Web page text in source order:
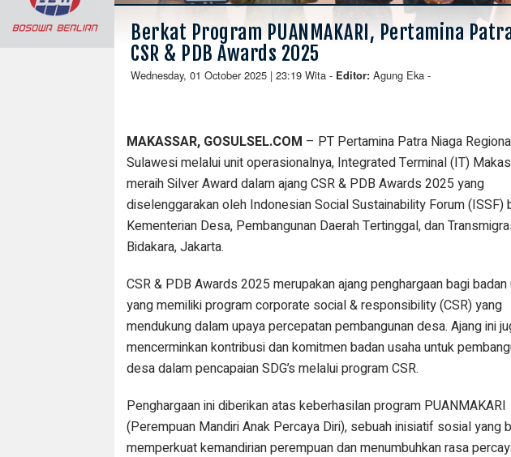
Berkat Program PUANMAKARI, Pertamina
CSR & PDB Awards 2025
Wednesday, 01 October 2025 | 23:19 Wita - Editor:Agung Eka -
MAKASSAR, GOSULSEL.COM – PT Pertamina Patra Niaga
Sulawesi melalui unit operasionalnya, Integrated Terminal (IT)
meraih Silver Award dalam ajang CSR & PDB Awards 2025 yang
diselenggarakan oleh Indonesian Social Sustainability Forum (ISSF)
Kementerian Desa, Pembangunan Daerah Tertinggal, dan
Bidakara, Jakarta.
CSR & PDB Awards 2025 merupakan ajang penghargaan bagi badan
yang memiliki program corporate social & responsibility (CSR) yang
mendukung dalam upaya percepatan pembangunan desa. Ajang ini
mencerminkan kontribusi dan komitmen badan usaha untuk
desa dalam pencapaian SDG’s melalui program CSR.
Penghargaan ini diberikan atas keberhasilan program PUANMAKARI
(Perempuan Mandiri Anak Percaya Diri), sebuah inisiatif sosial yang
memperkuat kemandirian perempuan dan menumbuhkan rasa